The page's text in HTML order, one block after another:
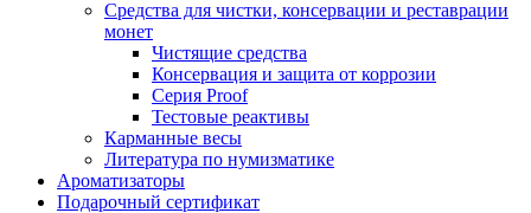
Средства для чистки, консервации и реставрации
монет
Чистящие средства
Консервация и защита от коррозии
Серия Proof
Тестовые реактивы
Карманные весы
Литература по нумизматике
Ароматизаторы
Подарочный сертификат